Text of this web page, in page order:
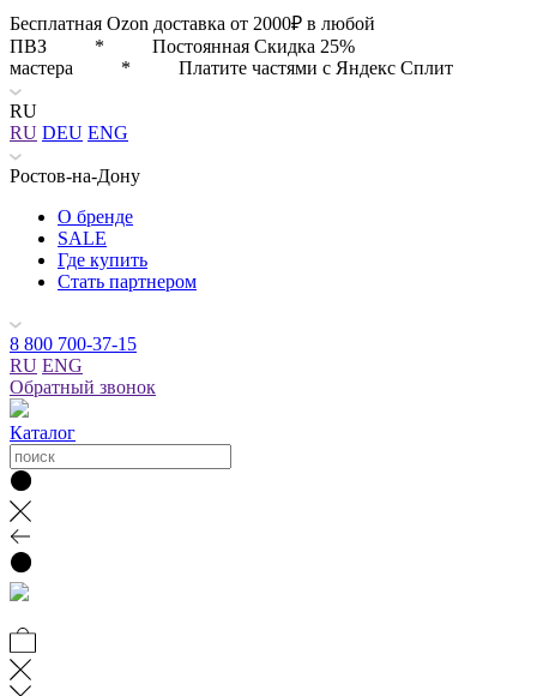
Бесплатная Ozon доставка от 2000₽ в любой
ПВЗ * Постоянная Скидка 25%
мастера * Платите частями с Яндекс Сплит
RU
RU DEU ENG
Ростов-на-Дону
О бренде
SALE
Где купить
Стать партнером
8 800 700-37-15
RU ENG
Обратный звонок
Каталог